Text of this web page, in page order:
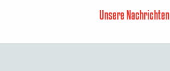
Unsere Nachrichten